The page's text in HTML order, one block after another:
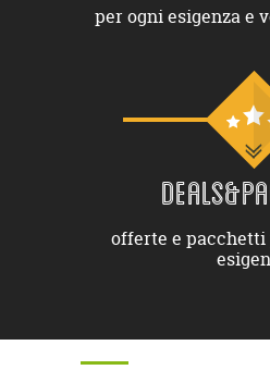
per ogni esigenza e
offerte e pacchetti